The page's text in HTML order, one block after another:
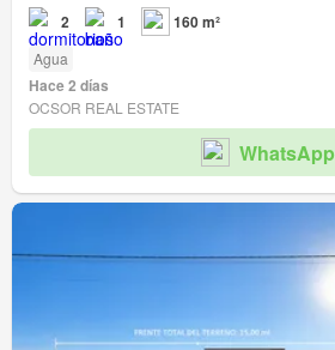
2 1 160 m²
Agua
Hace 2 días
OCSOR REAL ESTATE
WhatsApp